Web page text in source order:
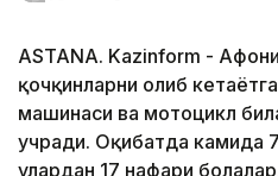
ASTANA. Kazinform -
қочқинларни олиб
машинаси ва мотоцикл
учради. Оқибатда камида
улардан 17 нафари